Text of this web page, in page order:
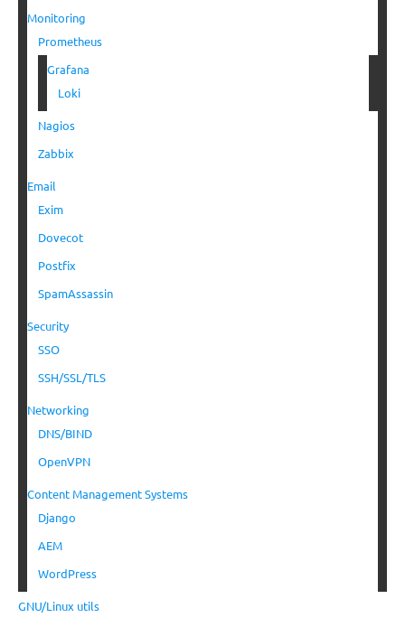
Monitoring
Prometheus
Grafana
Loki
Nagios
Zabbix
Email
Exim
Dovecot
Postfix
SpamAssassin
Security
SSO
SSH/SSL/TLS
Networking
DNS/BIND
OpenVPN
Content Management Systems
Django
AEM
WordPress
GNU/Linux utils